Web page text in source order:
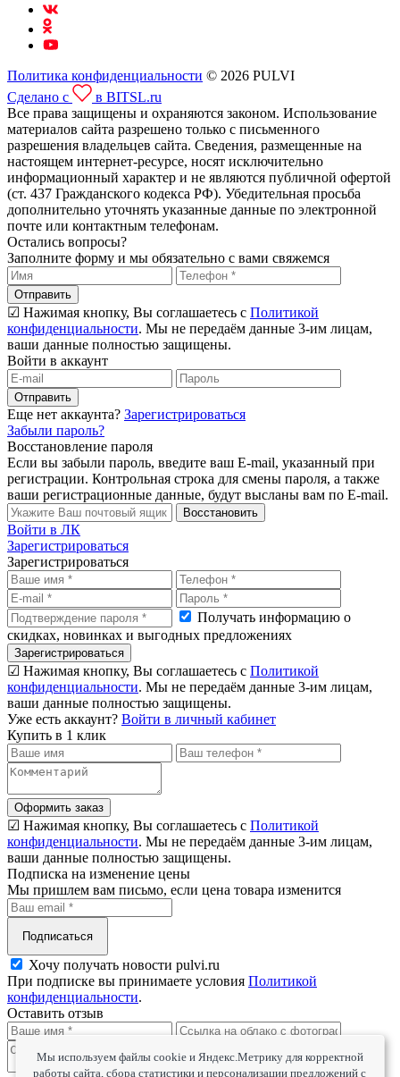
Политика конфиденциальности © 2026 PULVI
Сделано с
в BITSL.ru
Все права защищены и охраняются законом. Использование
материалов сайта разрешено только с письменного
разрешения владельцев сайта. Сведения, размещенные на
настоящем интернет-ресурсе, носят исключительно
информационный характер и не являются публичной офертой
(ст. 437 Гражданского кодекса РФ). Убедительная просьба
дополнительно уточнять указанные данные по электронной
почте или контактным телефонам.
Остались вопросы?
Заполните форму и мы обязательно с вами свяжемся
Отправить
☑ Нажимая кнопку, Вы соглашаетесь с Политикой
конфиденциальности. Мы не передаём данные 3-им лицам,
ваши данные полностью защищены.
Войти в аккаунт
Отправить
Еще нет аккаунта? Зарегистрироваться
Забыли пароль?
Восстановление пароля
Если вы забыли пароль, введите ваш E-mail, указанный при
регистрации. Контрольная строка для смены пароля, а также
ваши регистрационные данные, будут высланы вам по E-mail.
Восстановить
Войти в ЛК
Зарегистрироваться
Зарегистрироваться
Получать информацию о
скидках, новинках и выгодных предложениях
Зарегистрироваться
☑ Нажимая кнопку, Вы соглашаетесь с Политикой
конфиденциальности. Мы не передаём данные 3-им лицам,
ваши данные полностью защищены.
Уже есть аккаунт? Войти в личный кабинет
Купить в 1 клик
Оформить заказ
☑ Нажимая кнопку, Вы соглашаетесь с Политикой
конфиденциальности. Мы не передаём данные 3-им лицам,
ваши данные полностью защищены.
Подписка на изменение цены
Мы пришлем вам письмо, если цена товара изменится
Подписаться
Хочу получать новости pulvi.ru
При подписке вы принимаете условия Политикой
конфиденциальности.
Оставить отзыв
Мы используем файлы cookie и Яндекс.Метрику для корректной
работы сайта, сбора статистики и персонализации предложений с